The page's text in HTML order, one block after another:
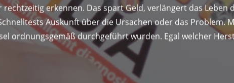
erkennen. Das spart Geld, verlängert das Leben
Auskunft über die Ursachen oder das Problem.
ordnungsgemäß durchgeführt wurden. Egal welcher